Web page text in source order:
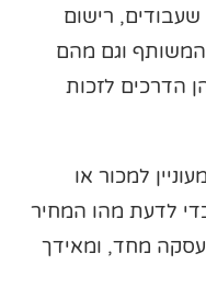
רישום
המשותף וגם מהם
הדרכים לזכות
למכור או
לדעת מהו המחיר
מחד, ומאידך